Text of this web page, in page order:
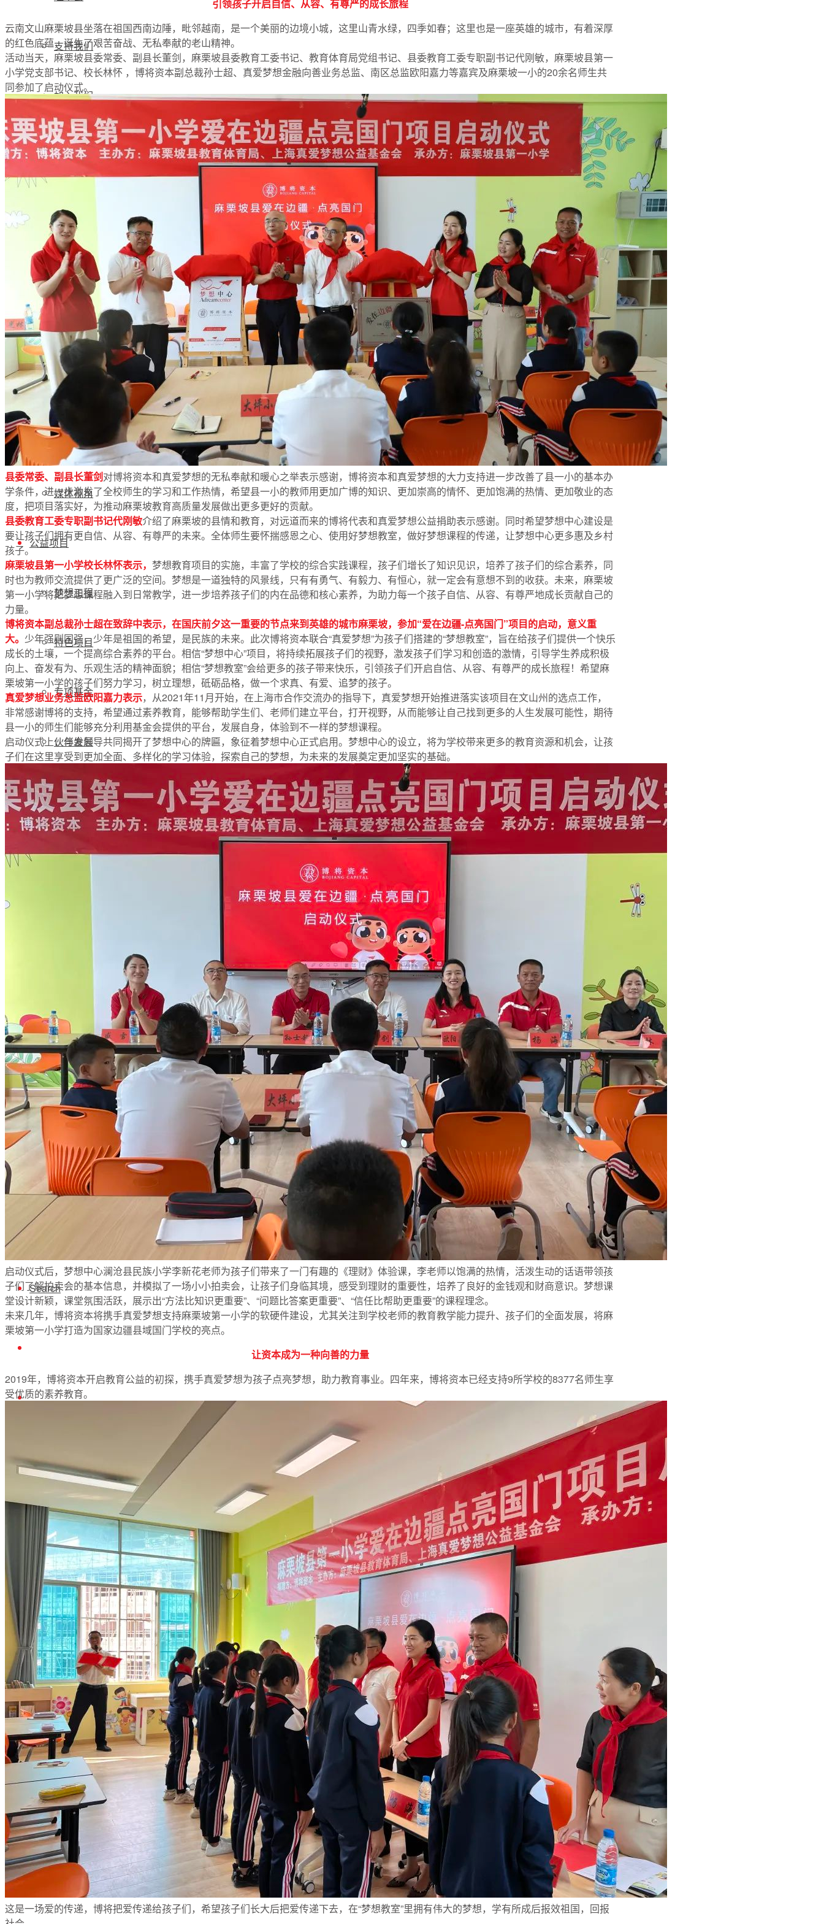
支持我们
加入我们
公开荣誉
新闻资讯
年报动态
党政要闻
机构动态
受益人故事
媒体视角
公益项目
梦想工程
特色项目
专项基金
伙伴发展
评估报告
年度报告
财务信息
资质规章
公募信披
Search
English
引领孩子开启自信、从容、有尊严的成长旅程
云南文山麻栗坡县坐落在祖国西南边陲，毗邻越南，是一个美丽的边境小城，这里山青水绿，四季如春；这里也是一座英雄的城市，有着深厚
的红色底蕴，诞生了艰苦奋战、无私奉献的老山精神。
活动当天，麻栗坡县委常委、副县长董剑，麻栗坡县委教育工委书记、教育体育局党组书记、县委教育工委专职副书记代刚敏，麻栗坡县第一
小学党支部书记、校长林怀 ，博将资本副总裁孙士超、真爱梦想金融向善业务总监、南区总监欧阳嘉力等嘉宾及麻栗坡一小的20余名师生共
同参加了启动仪式。
县委常委、副县长董剑对博将资本和真爱梦想的无私奉献和暖心之举表示感谢，博将资本和真爱梦想的大力支持进一步改善了县一小的基本办
学条件，进一步激发了全校师生的学习和工作热情，希望县一小的教师用更加广博的知识、更加崇高的情怀、更加饱满的热情、更加敬业的态
度，把项目落实好，为推动麻栗坡教育高质量发展做出更多更好的贡献。
县委教育工委专职副书记代刚敏介绍了麻栗坡的县情和教育，对远道而来的博将代表和真爱梦想公益捐助表示感谢。同时希望梦想中心建设是
要让孩子们拥有更自信、从容、有尊严的未来。全体师生要怀揣感恩之心、使用好梦想教室，做好梦想课程的传递，让梦想中心更多惠及乡村
孩子。
麻栗坡县第一小学校长林怀表示， 梦想教育项目的实施，丰富了学校的综合实践课程，孩子们增长了知识见识，培养了孩子们的综合素养，同
时也为教师交流提供了更广泛的空间。梦想是一道独特的风景线，只有有勇气、有毅力、有恒心，就一定会有意想不到的收获。未来，麻栗坡
第一小学将把梦想课程融入到日常教学，进一步培养孩子们的内在品德和核心素养，为助力每一个孩子自信、从容、有尊严地成长贡献自己的
力量。
博将资本副总裁孙士超在致辞中表示，在国庆前夕这一重要的节点来到英雄的城市麻栗坡，参加“爱在边疆-点亮国门”项目的启动，意义重
大。 少年强则国强，少年是祖国的希望，是民族的未来。此次博将资本联合“真爱梦想”为孩子们搭建的“梦想教室”，旨在给孩子们提供一个快乐
成长的土壤，一个提高综合素养的平台。相信“梦想中心”项目，将持续拓展孩子们的视野，激发孩子们学习和创造的激情，引导学生养成积极
向上、奋发有为、乐观生活的精神面貌；相信“梦想教室”会给更多的孩子带来快乐，引领孩子们开启自信、从容、有尊严的成长旅程！希望麻
栗坡第一小学的孩子们努力学习，树立理想，砥砺品格，做一个求真、有爱、追梦的孩子。
真爱梦想业务总监欧阳嘉力表示，从2021年11月开始，在上海市合作交流办的指导下，真爱梦想开始推进落实该项目在文山州的选点工作，
非常感谢博将的支持，希望通过素养教育，能够帮助学生们、老师们建立平台，打开视野，从而能够让自己找到更多的人生发展可能性，期待
县一小的师生们能够充分利用基金会提供的平台，发展自身，体验到不一样的梦想课程。
启动仪式上，与会领导共同揭开了梦想中心的牌匾，象征着梦想中心正式启用。梦想中心的设立，将为学校带来更多的教育资源和机会，让孩
子们在这里享受到更加全面、多样化的学习体验，探索自己的梦想，为未来的发展奠定更加坚实的基础。
启动仪式后，梦想中心澜沧县民族小学李新花老师为孩子们带来了一门有趣的《理财》体验课，李老师以饱满的热情，活泼生动的话语带领孩
子们了解拍卖会的基本信息，并模拟了一场小小拍卖会，让孩子们身临其境，感受到理财的重要性，培养了良好的金钱观和财商意识。梦想课
堂设计新颖，课堂氛围活跃，展示出“方法比知识更重要”、“问题比答案更重要”、“信任比帮助更重要”的课程理念。
未来几年，博将资本将携手真爱梦想支持麻栗坡第一小学的软硬件建设，尤其关注到学校老师的教育教学能力提升、孩子们的全面发展，将麻
栗坡第一小学打造为国家边疆县域国门学校的亮点。
让资本成为一种向善的力量
2019年，博将资本开启教育公益的初探，携手真爱梦想为孩子点亮梦想，助力教育事业。四年来，博将资本已经支持9所学校的8377名师生享
受优质的素养教育。
这是一场爱的传递，博将把爱传递给孩子们，希望孩子们长大后把爱传递下去，在“梦想教室”里拥有伟大的梦想，学有所成后报效祖国，回报